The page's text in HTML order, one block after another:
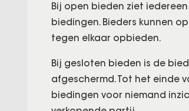
Bij open bieden ziet
biedingen. Bieders kunnen
tegen elkaar opbieden.
Bij gesloten bieden is de
afgeschermd. Tot het einde
biedingen voor niemand